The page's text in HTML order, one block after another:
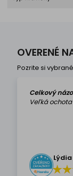
OVERENÉ
Pozrite si
Celkový
Veľká
Lýdia